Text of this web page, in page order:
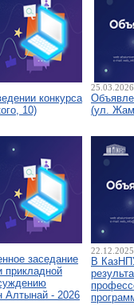
конкурса
10)
25.03.2026
(ул.
заседание
Алтынай - 2026
22.12.2025
В